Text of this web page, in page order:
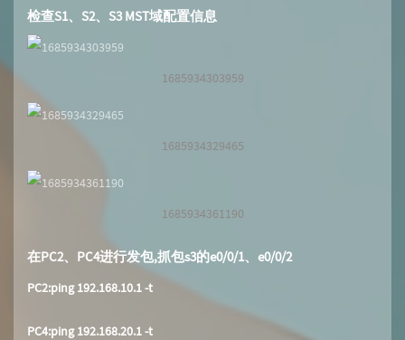
检查S1、S2、S3 MST域配置信息
1685934303959
1685934329465
1685934361190
在PC2、PC4进行发包,抓包s3的e0/0/1、e0/0/2
PC2:ping 192.168.10.1 -t
PC4:ping 192.168.20.1 -t